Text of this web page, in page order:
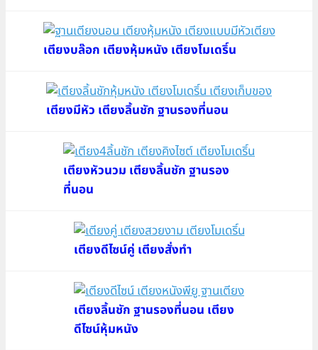
เตียงบล๊อก เตียงหุ้มหนัง เตียงโมเดริ์น
เตียงมีหัว เตียงลิ้นชัก ฐานรองที่นอน
เตียงหัวนวม เตียงลิ้นชัก ฐานรอง
ที่นอน
เตียงดีไซน์คู่ เตียงสั่งทำ
เตียงลิ้นชัก ฐานรองที่นอน เตียง
ดีไซน์หุ้มหนัง